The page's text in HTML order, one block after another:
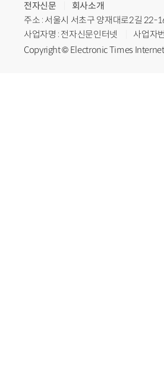
전자신문
회사소개
주소 : 서울시 서초구 양재대로2길 22-
사업자명 : 전자신문인터넷
사업자
Copyright © Electronic Times